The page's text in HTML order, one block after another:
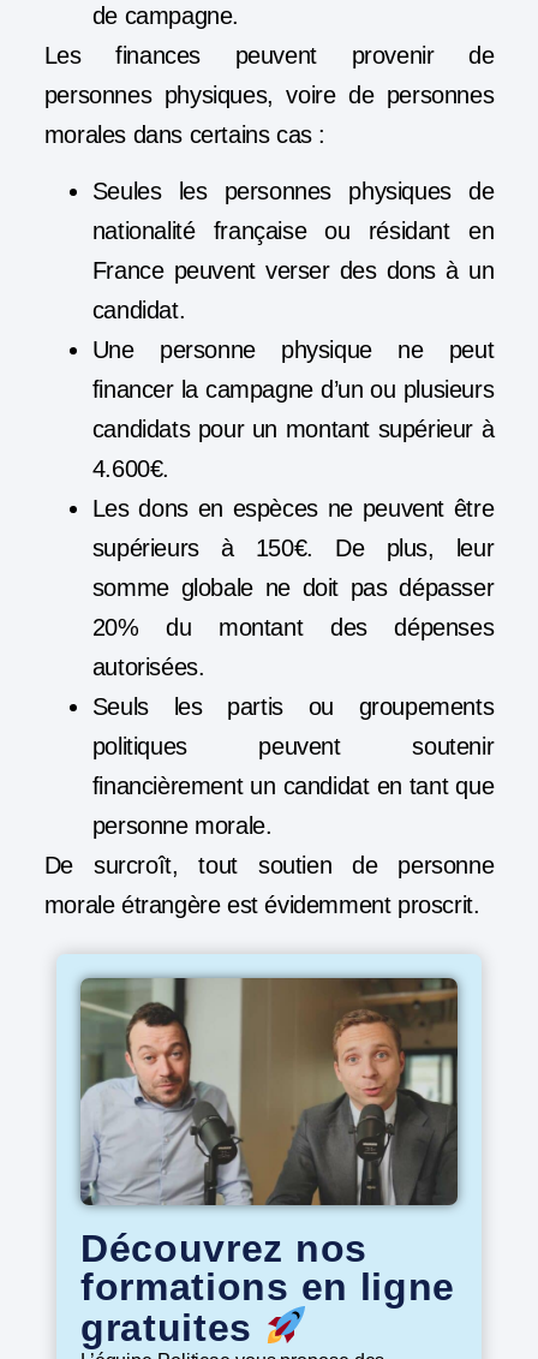
de campagne.
Les finances peuvent provenir de
personnes physiques, voire de personnes
morales dans certains cas :
Seules les personnes physiques de
nationalité française ou résidant en
France peuvent verser des dons à un
candidat.
Une personne physique ne peut
financer la campagne d’un ou plusieurs
candidats pour un montant supérieur à
4.600€.
Les dons en espèces ne peuvent être
supérieurs à 150€. De plus, leur
somme globale ne doit pas dépasser
20% du montant des dépenses
autorisées.
Seuls les partis ou groupements
politiques peuvent soutenir
financièrement un candidat en tant que
personne morale.
De surcroît, tout soutien de personne
morale étrangère est évidemment proscrit.
Découvrez nos
formations en ligne
gratuites